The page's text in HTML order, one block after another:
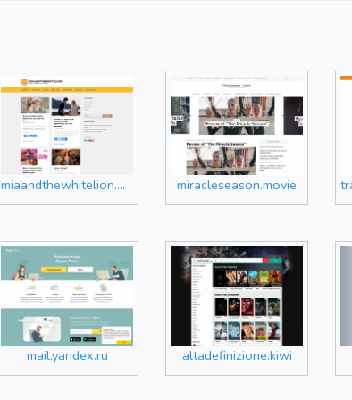
miaandthewhitelion.movie miracleseason.movie
mail.yandex.ru altadefinizione.kiwi